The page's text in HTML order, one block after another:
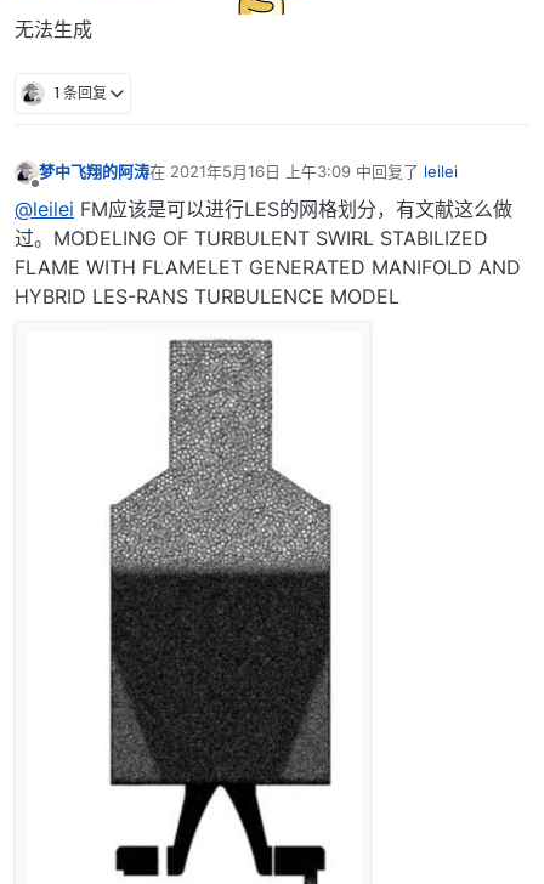
无法生成
1 条回复
梦中飞翔的阿涛在 2021年5月16日 上午3:09 中回复了 leilei
最后由 编辑
@leilei FM应该是可以进行LES的网格划分，有文献这么做
过。MODELING OF TURBULENT SWIRL STABILIZED
FLAME WITH FLAMELET GENERATED MANIFOLD AND
HYBRID LES-RANS TURBULENCE MODEL